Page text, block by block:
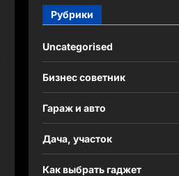
Рубрики
Uncategorised
Бизнес советник
Гараж и авто
Дача, участок
Как выбрать гаджет